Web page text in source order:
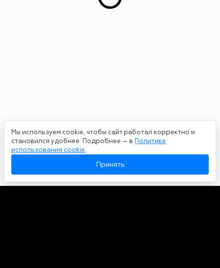
Мы используем cookie, чтобы сайт работал корректно и
становился удобнее. Подробнее — в Политике
использования cookie.
Принять